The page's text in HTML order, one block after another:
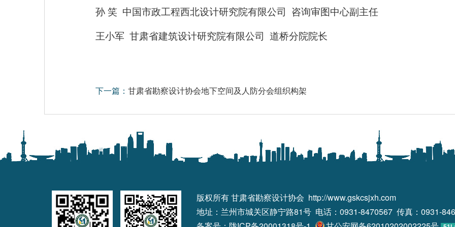
孙 笑 中国市政工程西北设计研究院有限公司 咨询审图中心副主任
王小军 甘肃省建筑设计研究院有限公司 道桥分院院长
下一篇： 甘肃省勘察设计协会地下空间及人防分会组织构架
版权所有 甘肃省勘察设计协会 http://www.gskcsjxh.com
地址：兰州市城关区静宁路81号 电话：0931-8470567 传真：0931-